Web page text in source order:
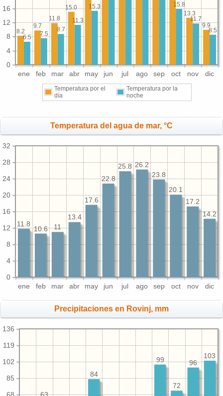
ene feb mar abr may jun jul ago sep oct nov dic
0
4
8
12
16
9.9
13.3
15.0
11.8
9.7
8.2 8.5
11.7
15.8
15.3
11.3
8.7
7.5
6.5
Temperatura por el
día
Temperatura por la
noche
Temperatura del agua de mar, °C
ene feb mar abr may jun jul ago sep oct nov dic
0
4
8
12
16
20
24
28
32
14.2
17.2
20.1
23.8
26.2
25.8
22.8
17.6
13.4
11
10.6
11.8
Precipitaciones en Rovinj, mm
85
102
119
136
103
96
72
99
84